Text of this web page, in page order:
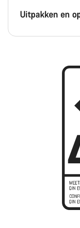
Uitpakken en